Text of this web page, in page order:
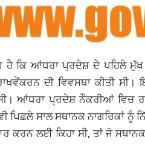
ਕਿ ਆਂਧਰਾ ਪ੍ਰਦੇਸ਼ ਦੇ ਪਹਿਲੇ ਮੁੱਖ
ਦੀ ਵਿਵਸਥਾ ਕੀਤੀ
ਆਂਧਰਾ ਪ੍ਰਦੇਸ਼ ਨੌਕਰੀਆਂ ਵਿਚ
ਪਿਛਲੇ ਸਾਲ ਸਥਾਨਕ ਨਾਗਰਿਕਾਂ
ਕਰਨ ਲਈ ਕਿਹਾ ਸੀ, ਤਾਂ ਜੋ